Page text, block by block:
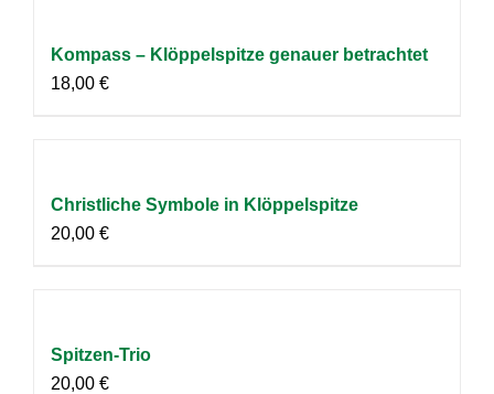
Kompass – Klöppelspitze genauer betrachtet
18,00 €
Christliche Symbole in Klöppelspitze
20,00 €
Spitzen-Trio
20,00 €